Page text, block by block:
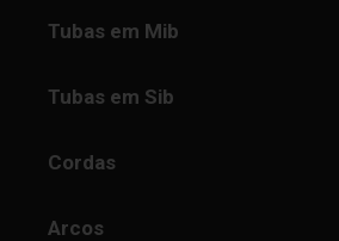
Tubas em Mib
Tubas em Sib
Cordas
Arcos